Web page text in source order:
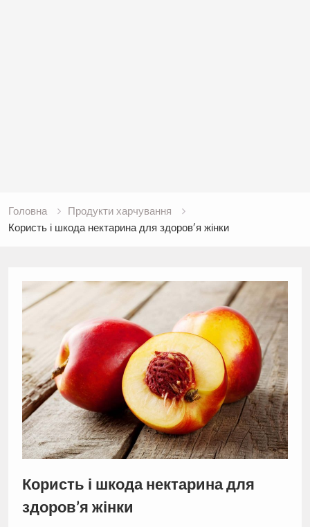
Головна
Продукти харчування
Користь і шкода нектарина для здоров’я жінки
Користь і шкода нектарина для
здоров’я жінки